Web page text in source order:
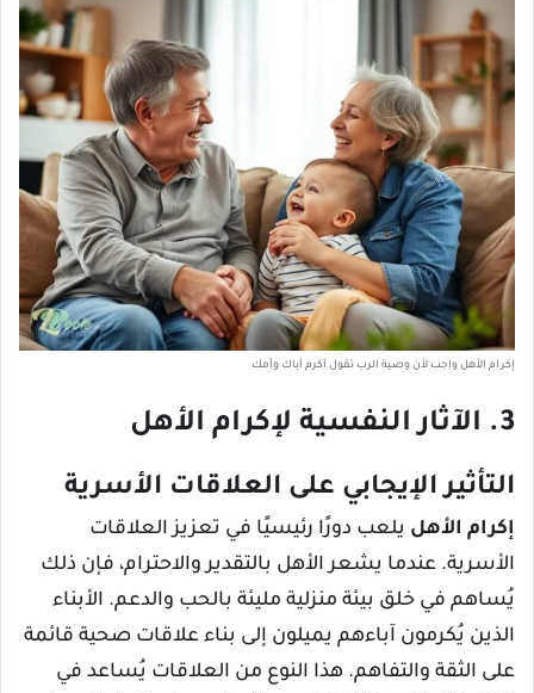
إكرام الأهل واجب لأن وصية الرب تقول أكرم أباك وأمك
3. الآثار النفسية لإكرام الأهل
التأثير الإيجابي على العلاقات الأسرية
إكرام الأهل يلعب دورًا رئيسيًا في تعزيز العلاقات
الأسرية. عندما يشعر الأهل بالتقدير والاحترام، فإن ذلك
يُساهم في خلق بيئة منزلية مليئة بالحب والدعم. الأبناء
الذين يُكرمون آباءهم يميلون إلى بناء علاقات صحية قائمة
على الثقة والتفاهم. هذا النوع من العلاقات يُساعد في